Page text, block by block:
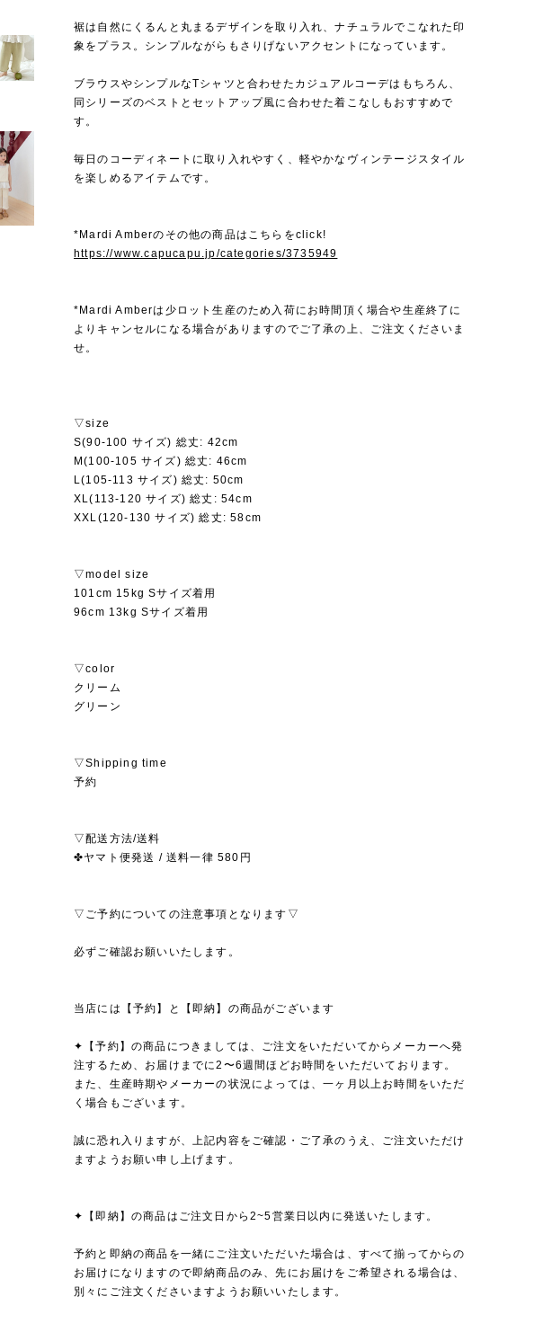
裾は自然にくるんと丸まるデザインを取り入れ、ナチュラルでこなれた印
象をプラス。シンプルながらもさりげないアクセントになっています。
ブラウスやシンプルなTシャツと合わせたカジュアルコーデはもちろん、
同シリーズのベストとセットアップ風に合わせた着こなしもおすすめで
す。
毎日のコーディネートに取り入れやすく、軽やかなヴィンテージスタイル
を楽しめるアイテムです。
*Mardi Amberのその他の商品はこちらをclick!
https://www.capucapu.jp/categories/3735949
*Mardi Amberは少ロット生産のため入荷にお時間頂く場合や生産終了に
よりキャンセルになる場合がありますのでご了承の上、ご注文くださいま
せ。
▽size
S(90-100 サイズ) 総丈: 42cm
M(100-105 サイズ) 総丈: 46cm
L(105-113 サイズ) 総丈: 50cm
XL(113-120 サイズ) 総丈: 54cm
XXL(120-130 サイズ) 総丈: 58cm
▽model size
101cm 15kg Sサイズ着用
96cm 13kg Sサイズ着用
▽color
クリーム
グリーン
▽Shipping time
予約
▽配送方法/送料
✤ヤマト便発送 / 送料一律 580円
▽ご予約についての注意事項となります▽
必ずご確認お願いいたします。
当店には【予約】と【即納】の商品がございます
✦【予約】の商品につきましては、ご注文をいただいてからメーカーへ発
注するため、お届けまでに2〜6週間ほどお時間をいただいております。
また、生産時期やメーカーの状況によっては、一ヶ月以上お時間をいただ
く場合もございます。
誠に恐れ入りますが、上記内容をご確認・ご了承のうえ、ご注文いただけ
ますようお願い申し上げます。
✦【即納】の商品はご注文日から2~5営業日以内に発送いたします。
予約と即納の商品を一緒にご注文いただいた場合は、すべて揃ってからの
お届けになりますので即納商品のみ、先にお届けをご希望される場合は、
別々にご注文くださいますようお願いいたします。